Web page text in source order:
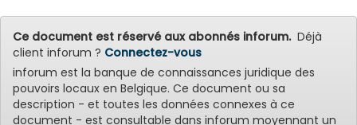
Ce document est réservé aux abonnés inforum.Déjà
client inforum ? Connectez-vous
inforum est la banque de connaissances juridique des
pouvoirs locaux en Belgique. Ce document ou sa
description - et toutes les données connexes à ce
document - est consultable dans inforum moyennant un